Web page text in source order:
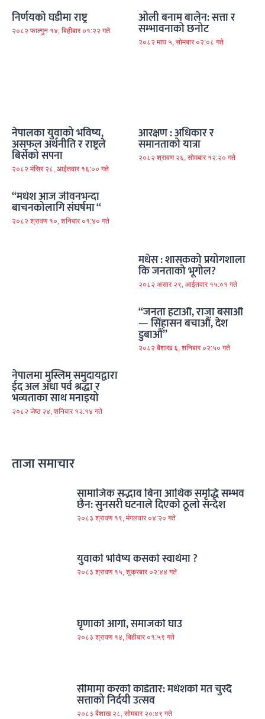
निर्णयको घडीमा राष्ट्र
२०८२ फाल्गुन १४, बिहीबार ०१:२२ गते
ओली बनाम बालेन: सत्ता र
सम्भावनाको छनोट
२०८२ माघ ५, सोमबार ०२:०८ गते
नेपालका युवाको भविष्य,
असफल अर्थनीति र राष्ट्रले
बिर्सेको सपना
२०८२ मंसिर २८, आईतवार १६:०० गते
आरक्षण : अधिकार र
समानताको यात्रा
२०८२ श्रावण २६, सोमबार १२:२० गते
“मधेश आज जीवनभन्दा
बाचनकोलागि संघर्षमा “
२०८२ श्रावण १०, शनिबार ०१:४० गते
मधेस : शासकको प्रयोगशाला
कि जनताको भूगोल?
२०८२ असार २९, आईतवार १५:०१ गते
नेपालमा मुस्लिम समुदायद्वारा
ईद अल अधा पर्व श्रद्धा र
भव्यताका साथ मनाइयो
२०८२ जेष्ठ २४, शनिबार १२:१४ गते
“जनता हटाऔं, राजा बसाऔं
— सिंहासन बचाऔं, देश
डुबाऔं”
२०८२ बैशाख ६, शनिबार ०२:५० गते
ताजा समाचार
सामाजिक सद्भाव बिना आर्थिक समृद्धि सम्भव
छैन: सुनसरी घटनाले दिएको ठूलो सन्देश
२०८३ श्रावण १९, मंगलवार ०४:२० गते
युवाको भविष्य कसको स्वार्थमा ?
२०८३ श्रावण १५, शुक्रबार ०२:४४ गते
घृणाको आगो, समाजको घाउ
२०८३ श्रावण १४, बिहीबार ०१:५९ गते
सीमामा करको काँडेतार: मधेशको मत चुस्दै
सत्ताको निर्दयी उत्सव
२०८३ बैशाख २८, सोमबार २०:४९ गते